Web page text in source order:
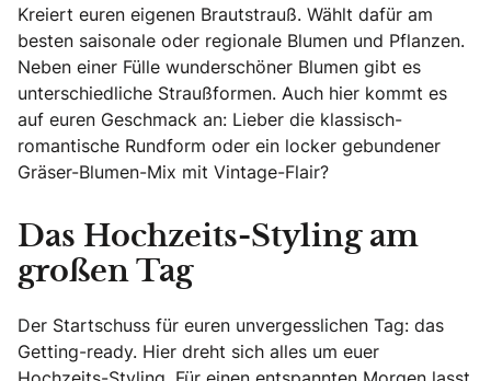
Kreiert euren eigenen Brautstrauß. Wählt dafür am
besten saisonale oder regionale Blumen und Pflanzen.
Neben einer Fülle wunderschöner Blumen gibt es
unterschiedliche Straußformen. Auch hier kommt es
auf euren Geschmack an: Lieber die klassisch-
romantische Rundform oder ein locker gebundener
Gräser-Blumen-Mix mit Vintage-Flair?
Das Hochzeits-Styling am
großen Tag
Der Startschuss für euren unvergesslichen Tag: das
Getting-ready. Hier dreht sich alles um euer